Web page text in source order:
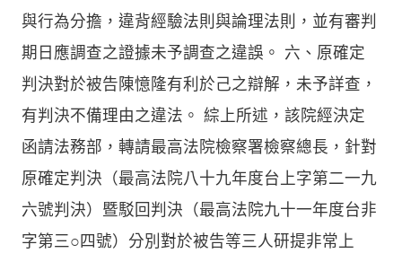
與行為分擔，違背經驗法則與論理法則，並有審判
期日應調查之證據未予調查之違誤。 六、原確定
判決對於被告陳憶隆有利於己之辯解，未予詳查，
有判決不備理由之違法。 綜上所述，該院經決定
函請法務部，轉請最高法院檢察署檢察總長，針對
原確定判決（最高法院八十九年度台上字第二一九
六號判決）暨駁回判決（最高法院九十一年度台非
字第三○四號）分別對於被告等三人研提非常上